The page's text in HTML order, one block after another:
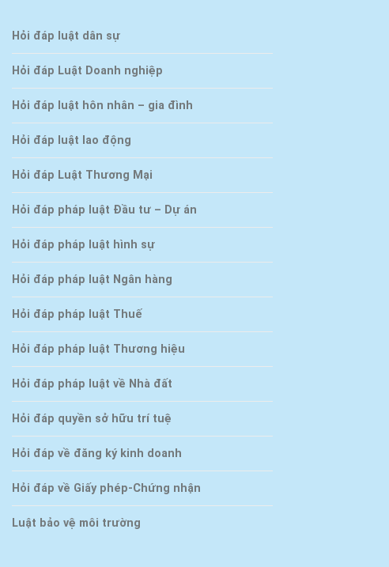
Hỏi đáp luật dân sự
Hỏi đáp Luật Doanh nghiệp
Hỏi đáp luật hôn nhân – gia đình
Hỏi đáp luật lao động
Hỏi đáp Luật Thương Mại
Hỏi đáp pháp luật Đầu tư – Dự án
Hỏi đáp pháp luật hình sự
Hỏi đáp pháp luật Ngân hàng
Hỏi đáp pháp luật Thuế
Hỏi đáp pháp luật Thương hiệu
Hỏi đáp pháp luật về Nhà đất
Hỏi đáp quyền sở hữu trí tuệ
Hỏi đáp về đăng ký kinh doanh
Hỏi đáp về Giấy phép-Chứng nhận
Luật bảo vệ môi trường